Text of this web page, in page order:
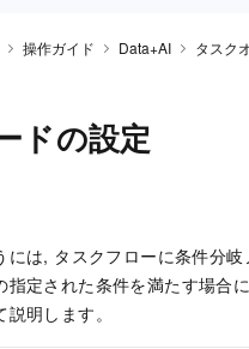
操作ガイド Data+AI タスク
ドの設定
には, タスクフローに条件分
指定された条件を満たす場合
明します。